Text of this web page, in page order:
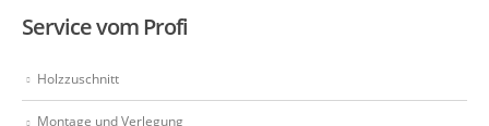
Service vom Profi
Holzzuschnitt
Montage und Verlegung